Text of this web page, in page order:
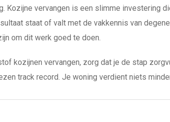
Kozijne vervangen is een slimme investering
staat of valt met de vakkennis van
om dit werk goed te doen.
kozijnen vervangen, zorg dat je de stap
track record. Je woning verdient niets